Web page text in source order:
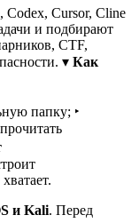
Codex, Cursor, Cline
и подбирают
CTF,
▾ Как
папку; ‣
и Kali. Перед